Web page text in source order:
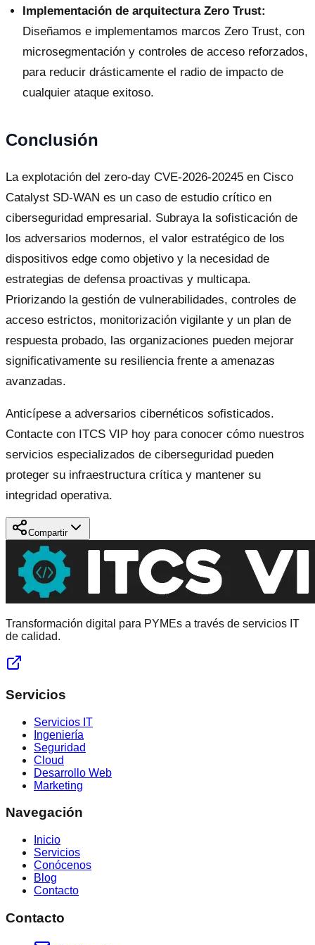
Implementación de arquitectura Zero Trust:
Diseñamos e implementamos marcos Zero Trust, con
microsegmentación y controles de acceso reforzados,
para reducir drásticamente el radio de impacto de
cualquier ataque exitoso.
Conclusión
La explotación del zero-day CVE-2026-20245 en Cisco
Catalyst SD-WAN es un caso de estudio crítico en
ciberseguridad empresarial. Subraya la sofisticación de
los adversarios modernos, el valor estratégico de los
dispositivos edge como objetivo y la necesidad de
estrategias de defensa proactivas y multicapa.
Priorizando la gestión de vulnerabilidades, controles de
acceso estrictos, monitorización vigilante y un plan de
respuesta probado, las organizaciones pueden mejorar
significativamente su resiliencia frente a amenazas
avanzadas.
Anticípese a adversarios cibernéticos sofisticados.
Contacte con ITCS VIP hoy para conocer cómo nuestros
servicios especializados de ciberseguridad pueden
proteger su infraestructura crítica y mantener su
integridad operativa.
Compartir
Transformación digital para PYMEs a través de servicios IT
de calidad.
Servicios
Servicios IT
Ingeniería
Seguridad
Cloud
Desarrollo Web
Marketing
Navegación
Inicio
Servicios
Conócenos
Blog
Contacto
Contacto